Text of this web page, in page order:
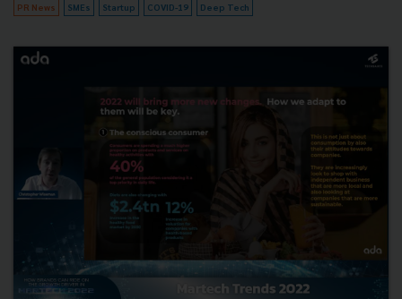
PR News SMEs Startup COVID-19 Deep Tech